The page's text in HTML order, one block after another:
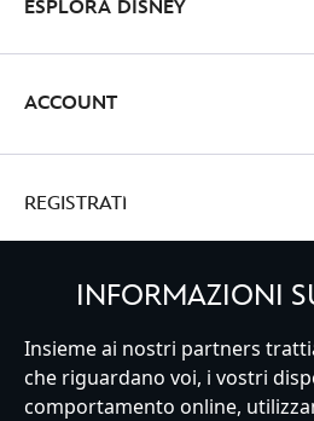
ESPLORA DISNEY
ACCOUNT
REGISTRATI
Italy
INFORMAZIONI
Insieme ai nostri partners
che riguardano voi, i vostri
comportamento online,